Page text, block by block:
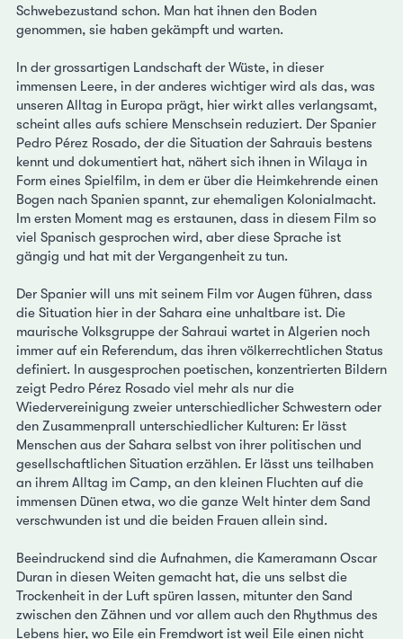
Schwebezustand schon. Man hat ihnen den Boden
genommen, sie haben gekämpft und warten.
In der grossartigen Landschaft der Wüste, in dieser
immensen Leere, in der anderes wichtiger wird als das, was
unseren Alltag in Europa prägt, hier wirkt alles verlangsamt,
scheint alles aufs schiere Menschsein reduziert. Der Spanier
Pedro Pérez Rosado, der die Situation der Sahrauis bestens
kennt und dokumentiert hat, nähert sich ihnen in Wilaya in
Form eines Spielfilm, in dem er über die Heimkehrende einen
Bogen nach Spanien spannt, zur ehemaligen Kolonialmacht.
Im ersten Moment mag es erstaunen, dass in diesem Film so
viel Spanisch gesprochen wird, aber diese Sprache ist
gängig und hat mit der Vergangenheit zu tun.
Der Spanier will uns mit seinem Film vor Augen führen, dass
die Situation hier in der Sahara eine unhaltbare ist. Die
maurische Volksgruppe der Sahraui wartet in Algerien noch
immer auf ein Referendum, das ihren völkerrechtlichen Status
definiert. In ausgesprochen poetischen, konzentrierten Bildern
zeigt Pedro Pérez Rosado viel mehr als nur die
Wiedervereinigung zweier unterschiedlicher Schwestern oder
den Zusammenprall unterschiedlicher Kulturen: Er lässt
Menschen aus der Sahara selbst von ihrer politischen und
gesellschaftlichen Situation erzählen. Er lässt uns teilhaben
an ihrem Alltag im Camp, an den kleinen Fluchten auf die
immensen Dünen etwa, wo die ganze Welt hinter dem Sand
verschwunden ist und die beiden Frauen allein sind.
Beeindruckend sind die Aufnahmen, die Kameramann Oscar
Duran in diesen Weiten gemacht hat, die uns selbst die
Trockenheit in der Luft spüren lassen, mitunter den Sand
zwischen den Zähnen und vor allem auch den Rhythmus des
Lebens hier, wo Eile ein Fremdwort ist weil Eile einen nicht